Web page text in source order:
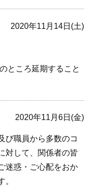
2020年11月14日(土)
ところ延期すること
2020年11月6日(金)
び職員から多数のコ
対して、関係者の皆
迷惑・ご心配をおか
。